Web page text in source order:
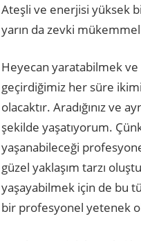
Ateşli ve enerjisi yüksek
yarın da zevki
Heyecan yaratabilmek
geçirdiğimiz her süre
olacaktır. Aradığınız ve
şekilde yaşatıyorum.
yaşanabileceği
güzel yaklaşım tarzı
yaşayabilmek için de bu
bir profesyonel yetenek